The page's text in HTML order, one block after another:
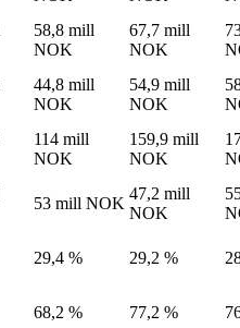
58,8 mill
NOK
67,7 mill
NOK
44,8 mill
NOK
54,9 mill
NOK
114 mill
NOK
159,9 mill
NOK
53 mill NOK
47,2 mill
NOK
29,4 % 29,2 %
68,2 % 77,2 %